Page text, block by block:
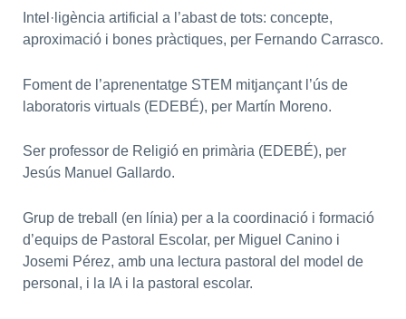
Intel·ligència artificial a l’abast de tots: concepte,
aproximació i bones pràctiques, per Fernando Carrasco.
Foment de l’aprenentatge STEM mitjançant l’ús de
laboratoris virtuals (EDEBÉ), per Martín Moreno.
Ser professor de Religió en primària (EDEBÉ), per
Jesús Manuel Gallardo.
Grup de treball (en línia) per a la coordinació i formació
d’equips de Pastoral Escolar, per Miguel Canino i
Josemi Pérez, amb una lectura pastoral del model de
personal, i la IA i la pastoral escolar.